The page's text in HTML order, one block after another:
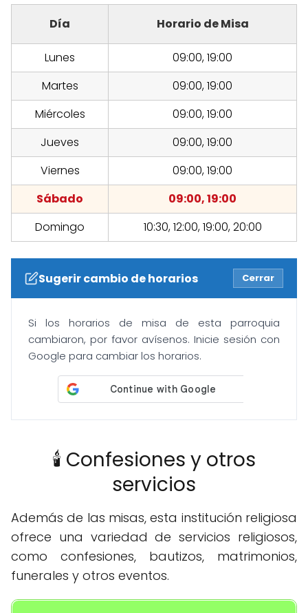
Día Horario de Misa
Lunes
09:00, 19:00
Martes
09:00, 19:00
Miércoles
09:00, 19:00
Jueves
09:00, 19:00
Viernes
09:00, 19:00
Sábado
09:00, 19:00
Domingo
10:30, 12:00, 19:00, 20:00
Sugerir cambio de horarios Cerrar
Si los horarios de misa de esta parroquia
cambiaron, por favor avísenos. Inicie sesión con
Google para cambiar los horarios.
🕯️ Confesiones y otros
servicios
Además de las misas, esta institución religiosa
ofrece una variedad de servicios religiosos,
como confesiones, bautizos, matrimonios,
funerales y otros eventos.